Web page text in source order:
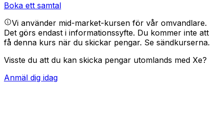
Boka ett samtal
Vi använder mid-market-kursen för vår omvandlare.
Det görs endast i informationssyfte. Du kommer inte att
få denna kurs när du skickar pengar. Se sändkurserna.
Visste du att du kan skicka pengar utomlands med Xe?
Anmäl dig idag